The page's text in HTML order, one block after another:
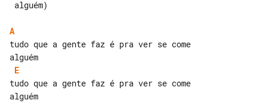
A
tudo que a gente faz é pra ver se come
E
tudo que a gente faz é pra ver se come